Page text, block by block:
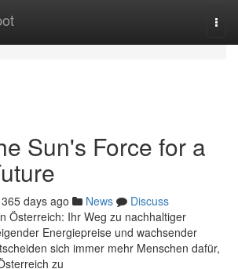
Sun's Force for a
365 days ago News
Discuss
Österreich: Ihr Weg zu nachhaltiger
Energiepreise und wachsender
sich immer mehr Menschen dafür,
zu